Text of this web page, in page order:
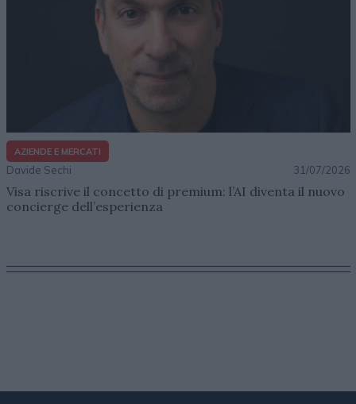
AZIENDE E MERCATI
Davide Sechi 31/07/2026
Visa riscrive il concetto di premium: l’AI diventa il nuovo
concierge dell’esperienza